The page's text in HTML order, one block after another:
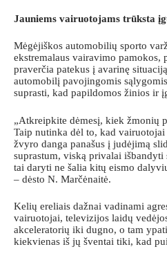
Jauniems vairuotojams trūksta
Mėgėjiškos automobilių sporto
ekstremalaus vairavimo pamokos,
praverčia patekus į avarinę
automobilį pavojingomis
suprasti, kad papildomos žinios ir
„Atkreipkite dėmesį, kiek žmonių
Taip nutinka dėl to, kad
žvyro danga panašus į judėjimą
suprastum, viską privalai
tai daryti ne šalia kitų eismo
– dėsto N. Marčėnaitė.
Kelių ereliais dažnai vadinami
vairuotojai, televizijos laidų
akceleratorių iki dugno, o tam
kiekvienas iš jų šventai tiki, kad